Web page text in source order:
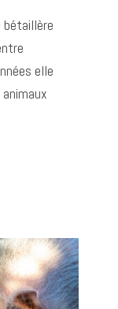
bétaillère
elle